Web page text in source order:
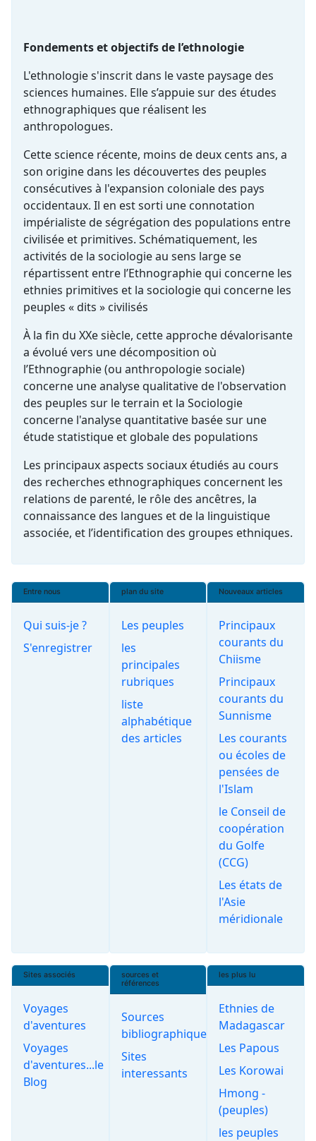
Fondements et objectifs de l’ethnologie
L'ethnologie s'inscrit dans le vaste paysage des
sciences humaines. Elle s’appuie sur des études
ethnographiques que réalisent les
anthropologues.
Cette science récente, moins de deux cents ans, a
son origine dans les découvertes des peuples
consécutives à l'expansion coloniale des pays
occidentaux. Il en est sorti une connotation
impérialiste de ségrégation des populations entre
civilisée et primitives. Schématiquement, les
activités de la sociologie au sens large se
répartissent entre l’Ethnographie qui concerne les
ethnies primitives et la sociologie qui concerne les
peuples « dits » civilisés
À la fin du XXe siècle, cette approche dévalorisante
a évolué vers une décomposition où
l’Ethnographie (ou anthropologie sociale)
concerne une analyse qualitative de l'observation
des peuples sur le terrain et la Sociologie
concerne l'analyse quantitative basée sur une
étude statistique et globale des populations
Les principaux aspects sociaux étudiés au cours
des recherches ethnographiques concernent les
relations de parenté, le rôle des ancêtres, la
connaissance des langues et de la linguistique
associée, et l’identification des groupes ethniques.
Entre nous
Qui suis-je ?
S'enregistrer
plan du site
Les peuples
les
principales
rubriques
liste
alphabétique
des articles
Nouveaux articles
Principaux
courants du
Chiisme
Principaux
courants du
Sunnisme
Les courants
ou écoles de
pensées de
l'Islam
le Conseil de
coopération
du Golfe
(CCG)
Les états de
l'Asie
méridionale
Sites associés
Voyages
d'aventures
Voyages
d'aventures...le
Blog
sources et
références
Sources
bibliographiques
Sites
interessants
les plus lu
Ethnies de
Madagascar
Les Papous
Les Korowai
Hmong -
(peuples)
les peuples